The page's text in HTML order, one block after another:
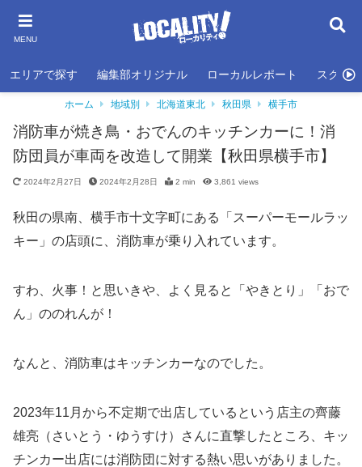
MENU
エリアで探す 編集部オリジナル ローカルレポート スクール
ホーム 地域別 北海道東北 秋田県 横手市
消防車が焼き鳥・おでんのキッチンカーに！消
防団員が車両を改造して開業【秋田県横手市】
2024年2月27日 2024年2月28日 2 min 3,861 views
秋田の県南、横手市十文字町にある「スーパーモールラッ
キー」の店頭に、消防車が乗り入れています。
すわ、火事！と思いきや、よく見ると「やきとり」「おで
ん」ののれんが！
なんと、消防車はキッチンカーなのでした。
2023年11月から不定期で出店しているという店主の齊藤
雄亮（さいとう・ゆうすけ）さんに直撃したところ、キッ
チンカー出店には消防団に対する熱い思いがありました。